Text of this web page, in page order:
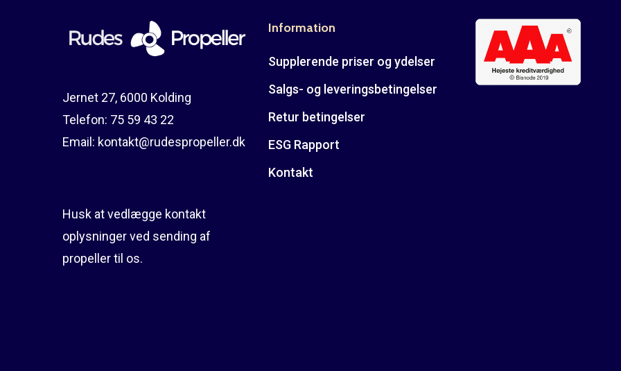
Jernet 27, 6000 Kolding
Telefon: 75 59 43 22
Email: kontakt@rudespropeller.dk
Husk at vedlægge kontakt
oplysninger ved sending af
propeller til os.
Information
Supplerende priser og ydelser
Salgs- og leveringsbetingelser
Retur betingelser
ESG Rapport
Kontakt